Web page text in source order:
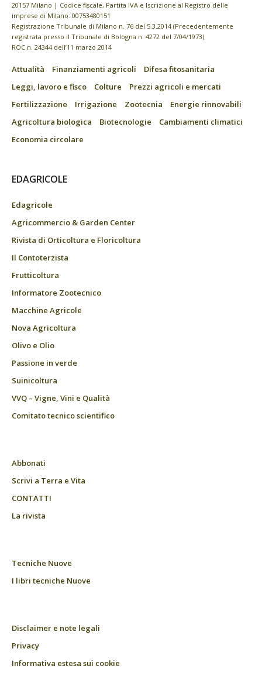
20157 Milano | Codice fiscale, Partita IVA e Iscrizione al Registro delle
imprese di Milano: 00753480151
Registrazione Tribunale di Milano n. 76 del 5.3.2014 (Precedentemente
registrata presso il Tribunale di Bologna n. 4272 del 7/04/1973)
ROC n. 24344 dell’11 marzo 2014
Attualità Finanziamenti agricoli
Difesa fitosanitaria
Leggi, lavoro e fisco
Colture
Prezzi agricoli e mercati
Fertilizzazione
Irrigazione Zootecnia
Energie rinnovabili
Agricoltura biologica
Biotecnologie
Cambiamenti climatici
Economia circolare
EDAGRICOLE
Edagricole
Agricommercio & Garden Center
Rivista di Orticoltura e Floricoltura
Il Contoterzista
Frutticoltura
Informatore Zootecnico
Macchine Agricole
Nova Agricoltura
Olivo e Olio
Passione in verde
Suinicoltura
VVQ – Vigne, Vini e Qualità
Comitato tecnico scientifico
Abbonati
Scrivi a Terra e Vita
CONTATTI
La rivista
Tecniche Nuove
I libri tecniche Nuove
Disclaimer e note legali
Privacy
Informativa estesa sui cookie